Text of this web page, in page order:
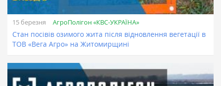
15 березня АгроПолігон «КВС-УКРАЇНА»
Стан посівів озимого жита після відновлення вегетації в
ТОВ «Вега Агро» на Житомирщині